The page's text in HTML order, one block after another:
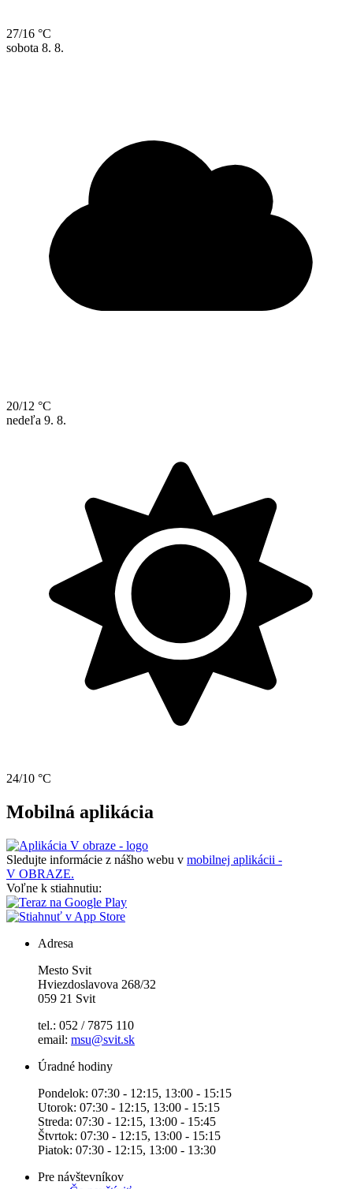
27/16 °C
sobota 8. 8.
20/12 °C
nedeľa 9. 8.
24/10 °C
Mobilná aplikácia
Sledujte informácie z nášho webu v mobilnej aplikácii -
V OBRAZE.
Voľne k stiahnutiu:
Adresa
Mesto Svit
Hviezdoslavova 268/32
059 21 Svit
tel.: 052 / 7875 110
email: msu@svit.sk
Úradné hodiny
Pondelok: 07:30 - 12:15, 13:00 - 15:15
Utorok: 07:30 - 12:15, 13:00 - 15:15
Streda: 07:30 - 12:15, 13:00 - 15:45
Štvrtok: 07:30 - 12:15, 13:00 - 15:15
Piatok: 07:30 - 12:15, 13:00 - 13:30
Pre návštevníkov